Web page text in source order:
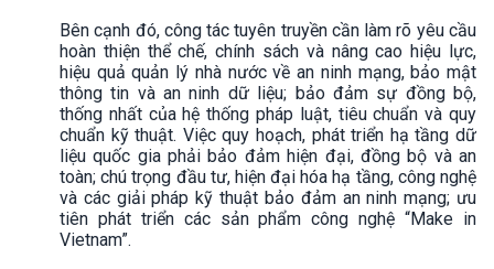
Bên cạnh đó, công tác tuyên truyền cần làm rõ yêu cầu
hoàn thiện thể chế, chính sách và nâng cao hiệu lực,
hiệu quả quản lý nhà nước về an ninh mạng, bảo mật
thông tin và an ninh dữ liệu; bảo đảm sự đồng bộ,
thống nhất của hệ thống pháp luật, tiêu chuẩn và quy
chuẩn kỹ thuật. Việc quy hoạch, phát triển hạ tầng dữ
liệu quốc gia phải bảo đảm hiện đại, đồng bộ và an
toàn; chú trọng đầu tư, hiện đại hóa hạ tầng, công nghệ
và các giải pháp kỹ thuật bảo đảm an ninh mạng; ưu
tiên phát triển các sản phẩm công nghệ “Make in
Vietnam”.